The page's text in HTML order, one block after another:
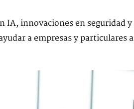
IA, innovaciones en seguridad y
a empresas y particulares a